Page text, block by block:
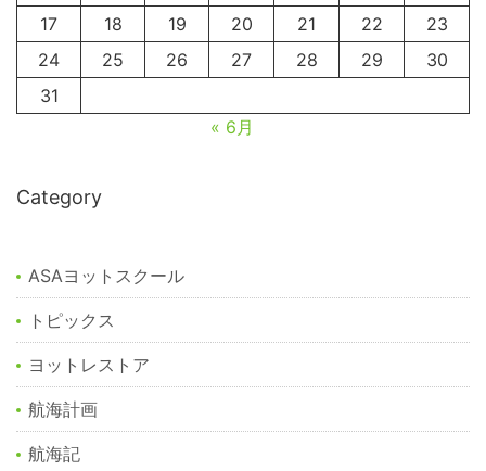
17
18 19 20 21 22
23
24
25 26 27 28 29
30
31
« 6月
Category
ASAヨットスクール
トピックス
ヨットレストア
航海計画
航海記